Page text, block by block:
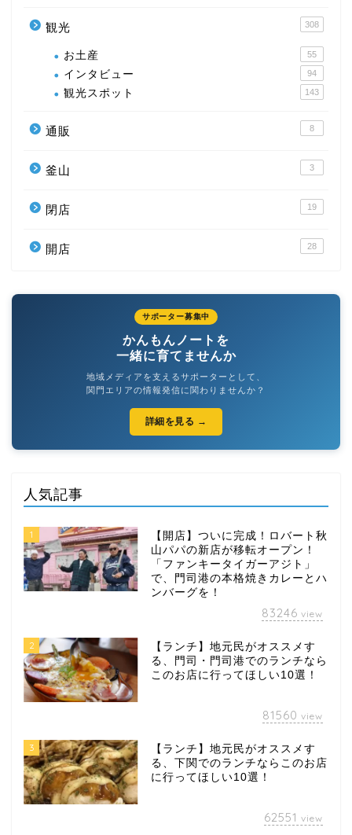
観光 308
お土産 55
インタビュー 94
観光スポット 143
通販 8
釜山 3
閉店 19
開店 28
サポーター募集中
かんもんノートを
一緒に育てませんか
地域メディアを支えるサポーターとして、
関門エリアの情報発信に関わりませんか？
詳細を見る →
人気記事
1
【開店】ついに完成！ロバート秋
山パパの新店が移転オープン！
「ファンキータイガーアジト」
で、門司港の本格焼きカレーとハ
ンバーグを！
83246 view
2
【ランチ】地元民がオススメす
る、門司・門司港でのランチなら
このお店に行ってほしい10選！
81560 view
3
【ランチ】地元民がオススメす
る、下関でのランチならこのお店
に行ってほしい10選！
62551 view